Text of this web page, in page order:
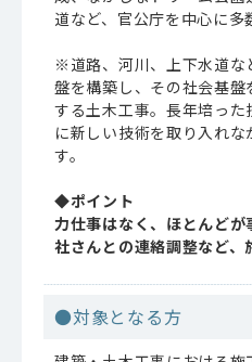
道など、官公庁を中心に多
※道路、河川、上下水道な
盤を構築し、その社会基
する土木工事。長年培っ
に新しい技術を取り入れ
す。
◆ポイント
力仕事はなく、ほとんど
社さんとの連絡調整など、
●対象となる方